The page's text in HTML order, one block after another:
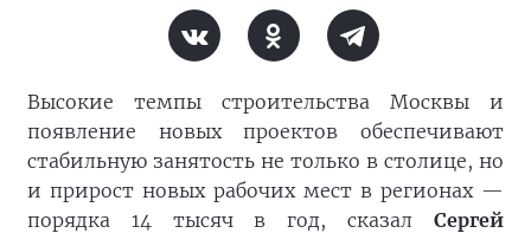
Высокие темпы строительства Москвы и
появление новых проектов обеспечивают
стабильную занятость не только в столице, но
и прирост новых рабочих мест в регионах —
порядка 14 тысяч в год, сказал Сергей